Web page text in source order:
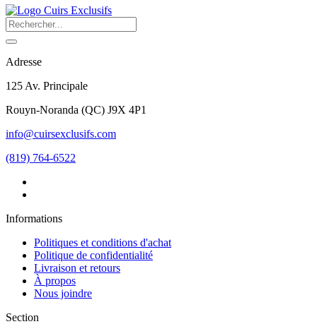
Adresse
125 Av. Principale
Rouyn-Noranda (QC) J9X 4P1
info@cuirsexclusifs.com
(819) 764-6522
Informations
Politiques et conditions d'achat
Politique de confidentialité
Livraison et retours
À propos
Nous joindre
Section